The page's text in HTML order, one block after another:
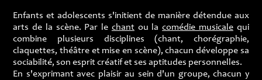
Enfants et adolescents s'initient de manière détendue aux
arts de la scène. Par le chantou lacomédie musicalequi
combine plusieurs disciplines (chant, chorégraphie,
claquettes, théâtre et mise en scène), chacun développe sa
sociabilité, son esprit créatif et ses aptitudes personnelles.
En s'exprimant avec plaisir au sein d'un groupe, chacun y